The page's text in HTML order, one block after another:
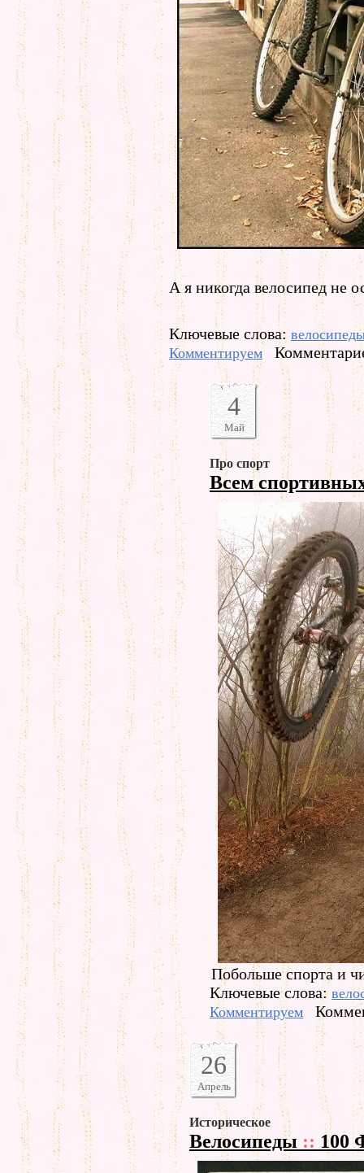
А я никогда велосипед не
Ключевые слова:
Комментируем
4
Май
Про спорт
Всем
Побольше спорта и
Ключевые слова:
Комментируем
26
Апрель
Историческое
Велосипеды :: 100